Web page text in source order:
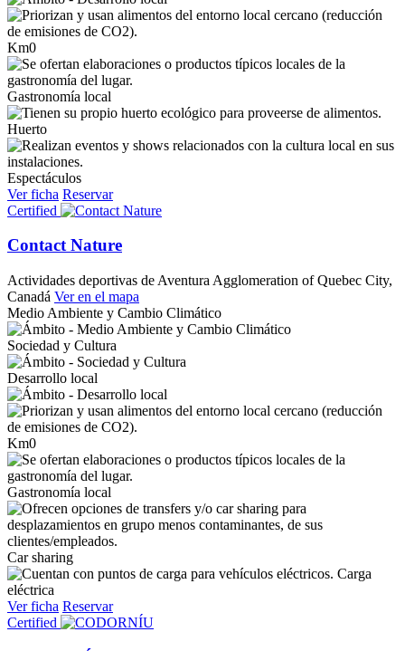
Km0
Gastronomía local
Huerto
Espectáculos
Ver ficha Reservar
Certified
Contact Nature
Actividades deportivas de Aventura Agglomeration of Quebec City,
Canadá Ver en el mapa
Medio Ambiente y Cambio Climático
Sociedad y Cultura
Desarrollo local
Km0
Gastronomía local
Car sharing
Carga
eléctrica
Ver ficha Reservar
Certified